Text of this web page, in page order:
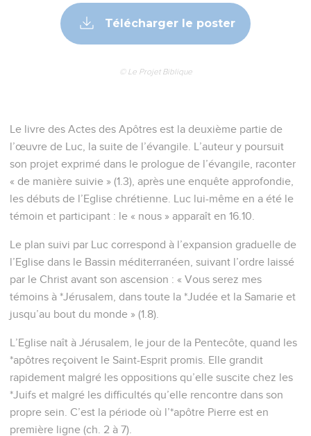
Télécharger le poster
© Le Projet Biblique
Le livre des Actes des Apôtres est la deuxième partie de
l’œuvre de Luc, la suite de l’évangile. L’auteur y poursuit
son projet exprimé dans le prologue de l’évangile, raconter
« de manière suivie » (1.3), après une enquête approfondie,
les débuts de l’Eglise chrétienne. Luc lui-même en a été le
témoin et participant : le « nous » apparaît en 16.10.
Le plan suivi par Luc correspond à l’expansion graduelle de
l’Eglise dans le Bassin méditerranéen, suivant l’ordre laissé
par le Christ avant son ascension : « Vous serez mes
témoins à *Jérusalem, dans toute la *Judée et la Samarie et
jusqu’au bout du monde » (1.8).
L’Eglise naît à Jérusalem, le jour de la Pentecôte, quand les
*apôtres reçoivent le Saint-Esprit promis. Elle grandit
rapidement malgré les oppositions qu’elle suscite chez les
*Juifs et malgré les difficultés qu’elle rencontre dans son
propre sein. C’est la période où l’*apôtre Pierre est en
première ligne (ch. 2 à 7).